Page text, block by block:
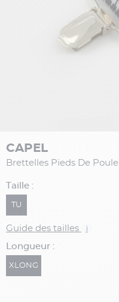
CAPEL
Brettelles Pieds De
Taille :
TU
Guide des tailles i
Longueur :
XLONG